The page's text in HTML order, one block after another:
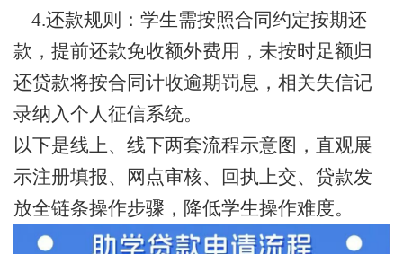
4.还款规则：学生需按照合同约定按期还
款，提前还款免收额外费用，未按时足额归
还贷款将按合同计收逾期罚息，相关失信记
录纳入个人征信系统。
以下是线上、线下两套流程示意图，直观展
示注册填报、网点审核、回执上交、贷款发
放全链条操作步骤，降低学生操作难度。